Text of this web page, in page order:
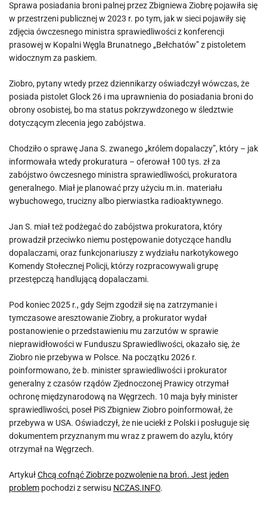
Sprawa posiadania broni palnej przez Zbigniewa Ziobrę pojawiła się
w przestrzeni publicznej w 2023 r. po tym, jak w sieci pojawiły się
zdjęcia ówczesnego ministra sprawiedliwości z konferencji
prasowej w Kopalni Węgla Brunatnego „Bełchatów” z pistoletem
widocznym za paskiem.
Ziobro, pytany wtedy przez dziennikarzy oświadczył wówczas, że
posiada pistolet Glock 26 i ma uprawnienia do posiadania broni do
obrony osobistej, bo ma status pokrzywdzonego w śledztwie
dotyczącym zlecenia jego zabójstwa.
Chodziło o sprawę Jana S. zwanego „królem dopalaczy”, który – jak
informowała wtedy prokuratura – oferował 100 tys. zł za
zabójstwo ówczesnego ministra sprawiedliwości, prokuratora
generalnego. Miał je planować przy użyciu m.in. materiału
wybuchowego, trucizny albo pierwiastka radioaktywnego.
Jan S. miał też podżegać do zabójstwa prokuratora, który
prowadził przeciwko niemu postępowanie dotyczące handlu
dopalaczami, oraz funkcjonariuszy z wydziału narkotykowego
Komendy Stołecznej Policji, którzy rozpracowywali grupę
przestępczą handlującą dopalaczami.
Pod koniec 2025 r., gdy Sejm zgodził się na zatrzymanie i
tymczasowe aresztowanie Ziobry, a prokurator wydał
postanowienie o przedstawieniu mu zarzutów w sprawie
nieprawidłowości w Funduszu Sprawiedliwości, okazało się, że
Ziobro nie przebywa w Polsce. Na początku 2026 r.
poinformowano, że b. minister sprawiedliwości i prokurator
generalny z czasów rządów Zjednoczonej Prawicy otrzymał
ochronę międzynarodową na Węgrzech. 10 maja były minister
sprawiedliwości, poseł PiS Zbigniew Ziobro poinformował, że
przebywa w USA. Oświadczył, że nie uciekł z Polski i posługuje się
dokumentem przyznanym mu wraz z prawem do azylu, który
otrzymał na Węgrzech.
ArtykułChcą cofnąć Ziobrze pozwolenie na broń. Jest jeden
problem pochodzi z serwisu NCZAS.INFO.